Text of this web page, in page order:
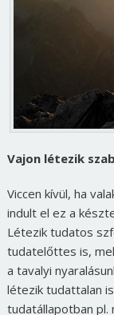
Vajon létezik
Viccen kívül, ha
indult el ez a
Létezik tudatos
tudatelőttes is,
a tavalyi
létezik tudattalan
tudatállapotban